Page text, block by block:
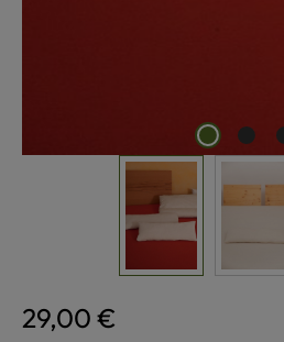
29,00 €